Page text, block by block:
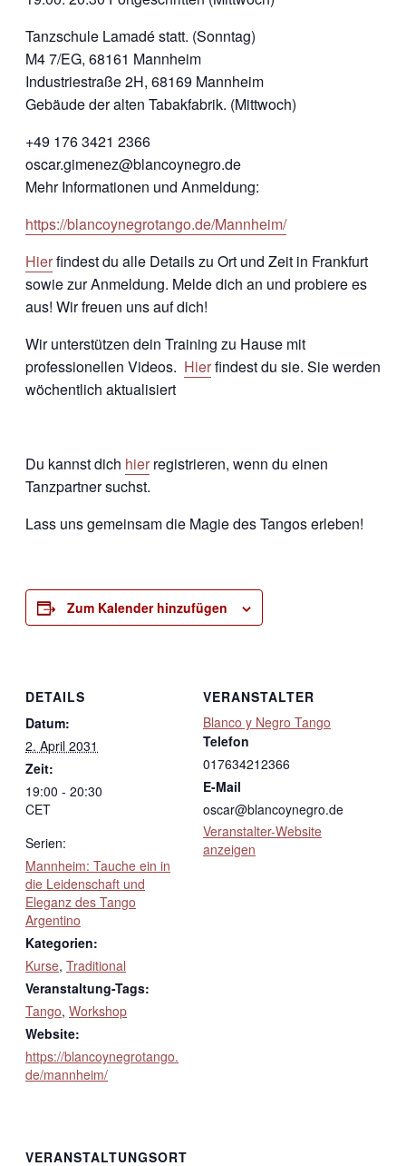
Tanzschule Lamadé statt. (Sonntag)
M4 7/EG, 68161 Mannheim
Industriestraße 2H, 68169 Mannheim
Gebäude der alten Tabakfabrik. (Mittwoch)
+49 176 3421 2366
oscar.gimenez@blancoynegro.de
Mehr Informationen und Anmeldung:
https://blancoynegrotango.de/Mannheim/
Hierfindest du alle Details zu Ort und Zeit in Frankfurt
sowie zur Anmeldung. Melde dich an und probiere es
aus! Wir freuen uns auf dich!
Wir unterstützen dein Training zu Hause mit
professionellen Videos. Hierfindest du sie. Sie werden
wöchentlich aktualisiert
Du kannst dich hier registrieren, wenn du einen
Tanzpartner suchst.
Lass uns gemeinsam die Magie des Tangos erleben!
Zum Kalender hinzufügen
DETAILS
Datum:
2. April 2031
Zeit:
19:00 - 20:30
CET
Serien:
Mannheim: Tauche ein in
die Leidenschaft und
Eleganz des Tango
Argentino
Kategorien:
Kurse, Traditional
Veranstaltung-Tags:
Tango, Workshop
Website:
https://blancoynegrotango.
de/mannheim/
VERANSTALTER
Blanco y Negro Tango
Telefon
017634212366
E-Mail
oscar@blancoynegro.de
Veranstalter-Website
anzeigen
VERANSTALTUNGSORT